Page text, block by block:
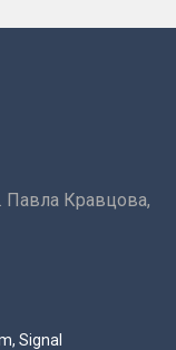
Павла Кравцова,
Signal